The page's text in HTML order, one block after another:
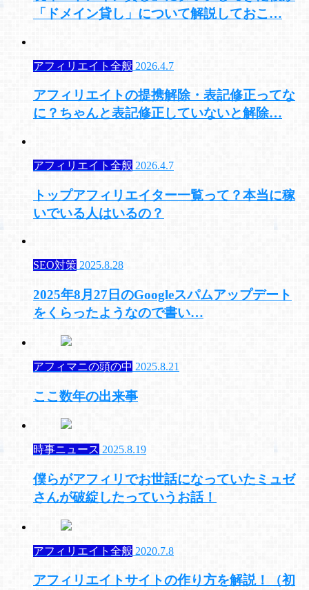
「ドメイン貸し」について解説しておこ…
アフィリエイト全般 2026.4.7
アフィリエイトの提携解除・表記修正ってな
に？ちゃんと表記修正していないと解除…
アフィリエイト全般 2026.4.7
トップアフィリエイター一覧って？本当に稼
いでいる人はいるの？
SEO対策 2025.8.28
2025年8月27日のGoogleスパムアップデート
をくらったようなので書い…
アフィマニの頭の中 2025.8.21
ここ数年の出来事
時事ニュース 2025.8.19
僕らがアフィリでお世話になっていたミュゼ
さんが破綻したっていうお話！
アフィリエイト全般 2020.7.8
アフィリエイトサイトの作り方を解説！（初